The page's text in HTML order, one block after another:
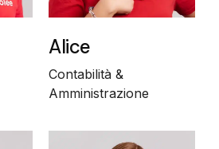
Alice
Contabilità &
Amministrazione